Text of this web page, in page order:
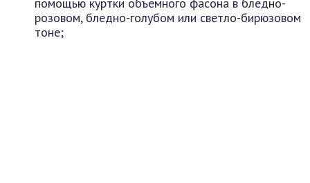
розовом, бледно-голубом или светло-бирюзовом
тоне;